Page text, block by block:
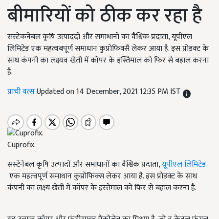
बीमारियों को ठीक कर रहा है
सस्टेकनेबल कृषि उत्पाददों और समाधानों का वैश्विक प्रदाता, यूपीएल
लिमिटेड एक महत्वबपूर्ण समाधान कुप्रोफिक्सै लेकर आया है. इस प्रोडक्ट के
साथ कंपनी का लक्ष्यव खेती में कॉपर के इस्तेिमाल को फिर से बहाल करना
है.
प्राची वत्सUpdated on 14 December, 2021 12:35 PM IST
Cuprofix.
सस्‍टेनेबल कृषि उत्‍पादों और समाधानों का वैश्विक प्रदाता,यूपीएल लिमिटेड
एक महत्‍वपूर्ण समाधान कुप्रोफिक्‍स लेकर आया है. इस प्रोडक्‍ट के साथ
कंपनी का लक्ष्‍य खेती में कॉपर के इस्‍तेमाल को फिर से बहाल करना है.